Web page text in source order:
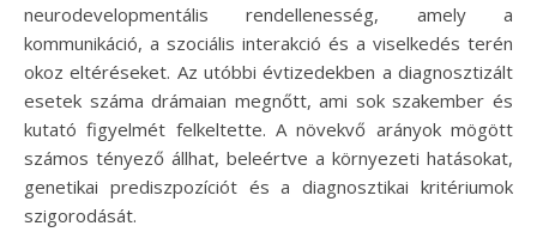
neurodevelopmentális rendellenesség, amely a
kommunikáció, a szociális interakció és a viselkedés terén
okoz eltéréseket. Az utóbbi évtizedekben a diagnosztizált
esetek száma drámaian megnőtt, ami sok szakember és
kutató figyelmét felkeltette. A növekvő arányok mögött
számos tényező állhat, beleértve a környezeti hatásokat,
genetikai prediszpozíciót és a diagnosztikai kritériumok
szigorodását.